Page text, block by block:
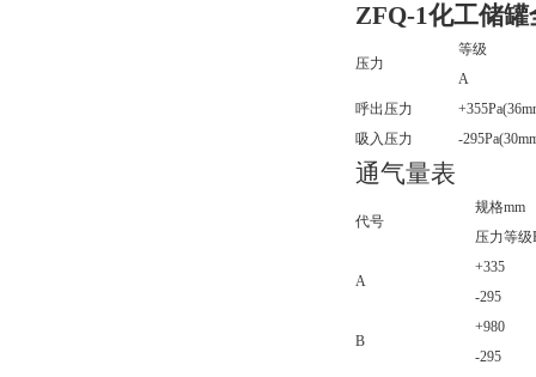
ZFQ-1化工储
压力
等级
A
呼出压力
吸入压力
-
通气量表
代号
规格mm
压力等级
A
+335
-295
B
+980
-295